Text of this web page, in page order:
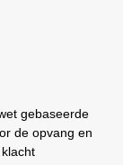
gebaseerde
de opvang en